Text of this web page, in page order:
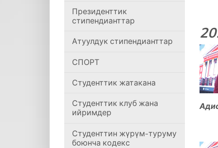
Президенттик
стипендианттар
Атуулдук стипендианттар
СПОРТ
Студенттик жатакана
Студенттик клуб жана
ийримдер
Студенттин жүрүм-туруму
боюнча кодекс